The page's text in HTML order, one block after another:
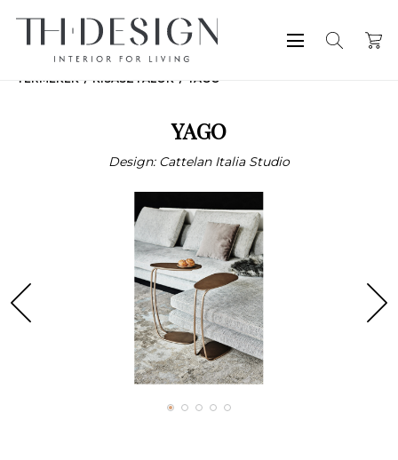
TERMÉKEK KISASZTALOK YAGO
YAGO
Design: Cattelan Italia Studio